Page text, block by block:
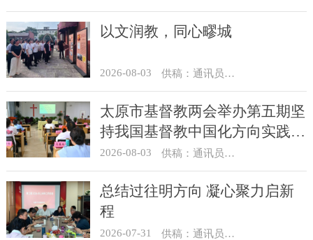
以文润教，同心疁城
2026-08-03 供稿：通讯员 景健美
太原市基督教两会举办第五期坚
持我国基督教中国化方向实践能
力专题培训
2026-08-03 供稿：通讯员 王建春 摄影：史爱梅
总结过往明方向 凝心聚力启新
程
2026-07-31 供稿：通讯员 冯莉琴